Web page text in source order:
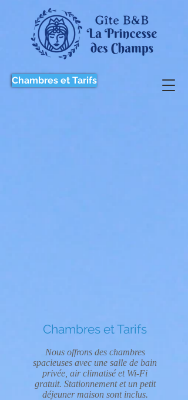
Chambres et Tarifs
Chambres et Tarifs
Nous offrons des chambres
spacieuses avec une salle de bain
privée, air climatisé et Wi-Fi
gratuit. Stationnement et un petit
déjeuner maison sont inclus.